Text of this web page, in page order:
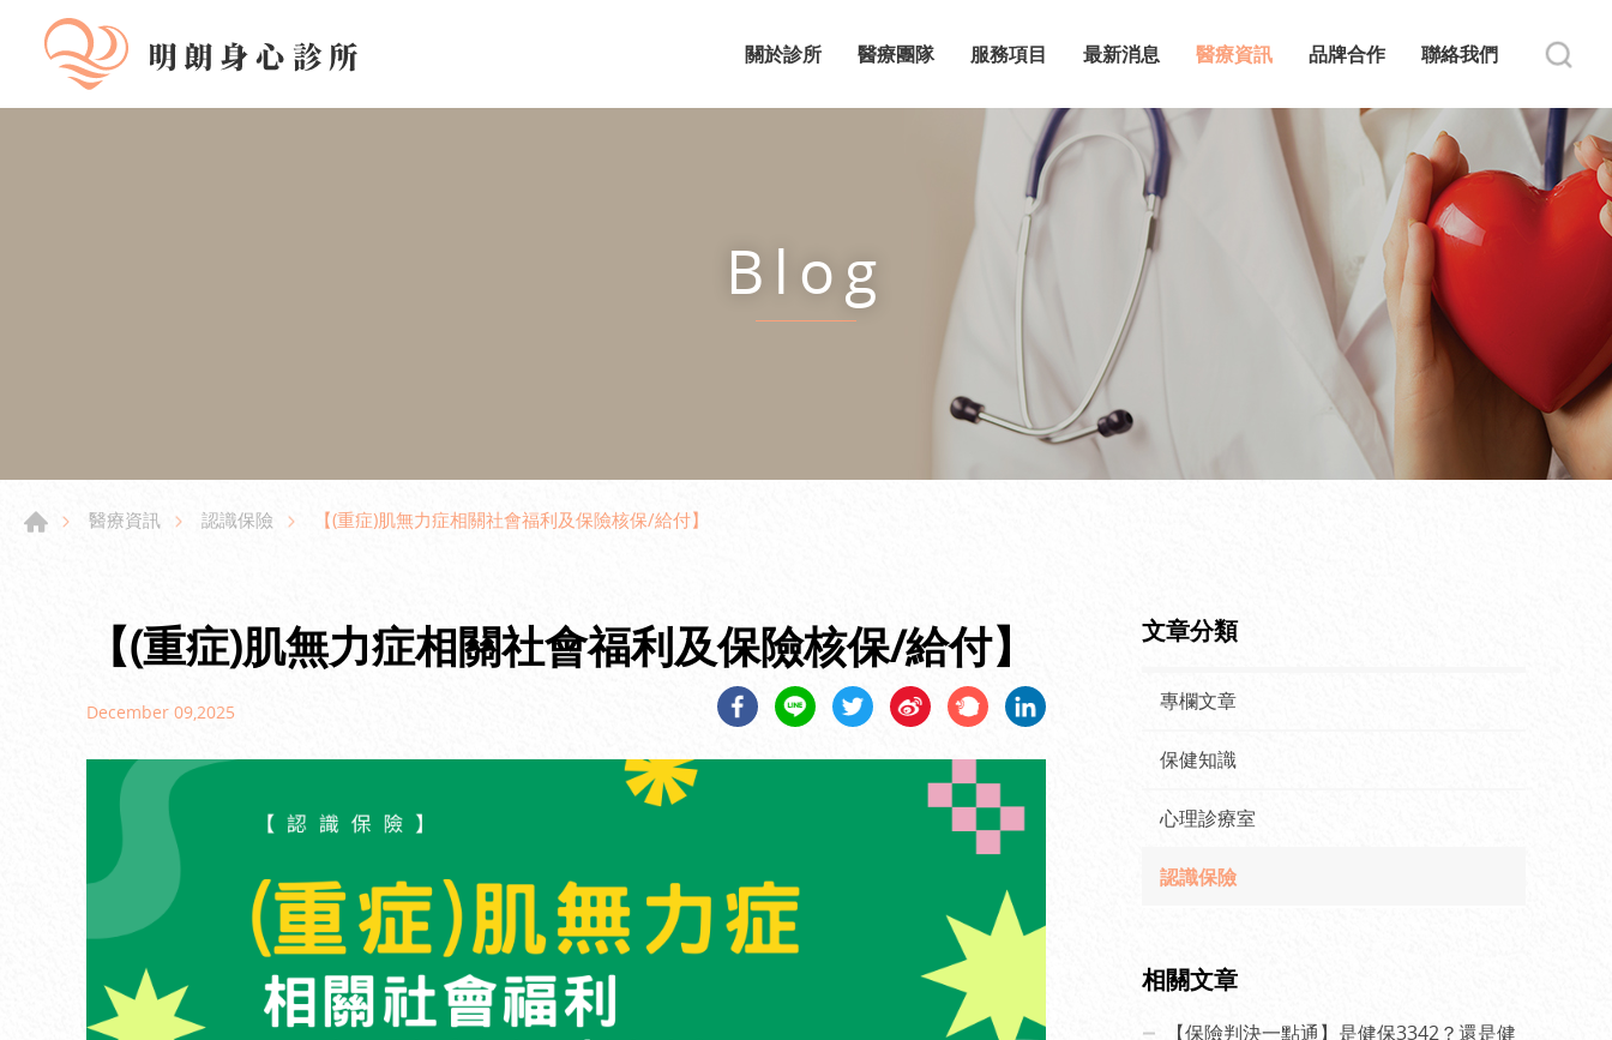
關於診所 醫療團隊 服務項目 最新消息 醫療資訊 品牌合作 聯絡我們
Blog
醫療資訊 認識保險 【(重症)肌無力症相關社會福利及保險核保/給付】
【(重症)肌無力症相關社會福利及保險核保/給付】
December 09,2025
文章分類
專欄文章
保健知識
心理診療室
認識保險
相關文章
【保險判決一點通】是健保3342？還是健